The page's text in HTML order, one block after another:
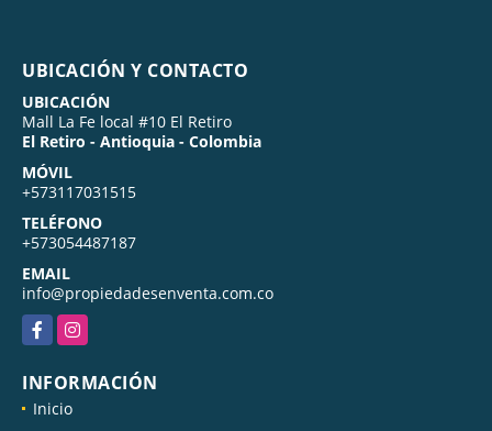
UBICACIÓN Y CONTACTO
UBICACIÓN
Mall La Fe local #10 El Retiro
El Retiro - Antioquia - Colombia
MÓVIL
+573117031515
TELÉFONO
+573054487187
EMAIL
info@propiedadesenventa.com.co
FacebookInstagram
INFORMACIÓN
Inicio